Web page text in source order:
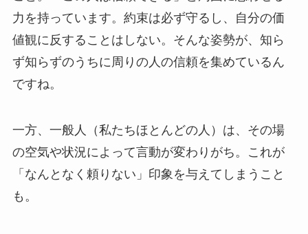
力を持っています。約束は必ず守るし、自分の価
値観に反することはしない。そんな姿勢が、知ら
ず知らずのうちに周りの人の信頼を集めているん
ですね。
一方、一般人（私たちほとんどの人）は、その場
の空気や状況によって言動が変わりがち。これが
「なんとなく頼りない」印象を与えてしまうこと
も。